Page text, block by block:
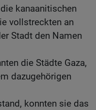
kanaanitischen
vollstreckten an
Stadt den Namen
die Städte Gaza,
dazugehörigen
konnten sie das